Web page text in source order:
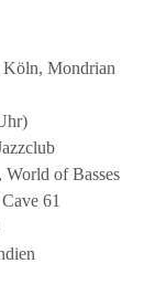
Mondrian
World of Basses
61